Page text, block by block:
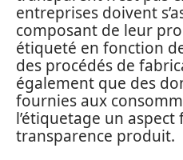
entreprises doivent
composant de leur
étiqueté en fonction
des procédés de
également que des
fournies aux
l’étiquetage un
transparence produit.